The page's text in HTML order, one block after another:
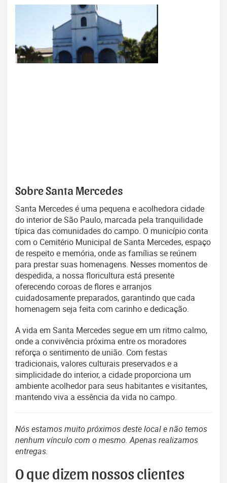
Sobre Santa Mercedes
Santa Mercedes é uma pequena e acolhedora cidade
do interior de São Paulo, marcada pela tranquilidade
típica das comunidades do campo. O município conta
com o Cemitério Municipal de Santa Mercedes, espaço
de respeito e memória, onde as famílias se reúnem
para prestar suas homenagens. Nesses momentos de
despedida, a nossa floricultura está presente
oferecendo coroas de flores e arranjos
cuidadosamente preparados, garantindo que cada
homenagem seja feita com carinho e dedicação.
A vida em Santa Mercedes segue em um ritmo calmo,
onde a convivência próxima entre os moradores
reforça o sentimento de união. Com festas
tradicionais, valores culturais preservados e a
simplicidade do interior, a cidade proporciona um
ambiente acolhedor para seus habitantes e visitantes,
mantendo viva a essência da vida no campo.
Nós estamos muito próximos deste local e não temos
nenhum vínculo com o mesmo. Apenas realizamos
entregas.
O que dizem nossos clientes